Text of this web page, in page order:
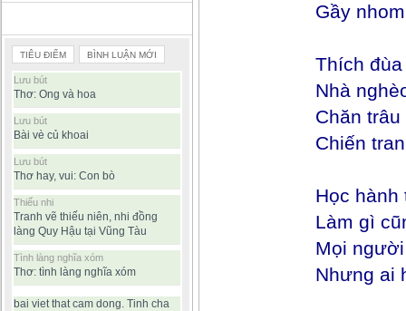
TIÊU ĐIỂM BÌNH LUẬN MỚI
Lưu bút
Thơ: Ong và hoa
Lưu bút
Bài vè củ khoai
Lưu bút
Thơ hay, vui: Con bò
Thiếu nhi
Tranh vẽ thiếu niên, nhi đồng
làng Quy Hậu tại Vũng Tàu
Tình làng nghĩa xóm
Thơ: tình làng nghĩa xóm
bai viet that cam dong. Tinh cha
Gầy
Thích
Nhà
Chăn
Chiến
Học
Làm gì
Mọi
Nhưng ai